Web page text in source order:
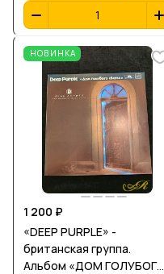
НОВИНКА
1 200 ₽
«DEEP PURPLE» -
британская группа.
Альбом «ДОМ ГОЛУБОГО